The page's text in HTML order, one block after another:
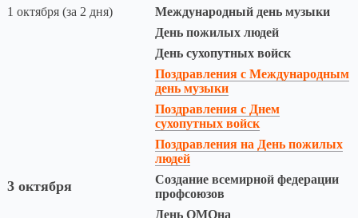
1 октября (за 2 дня)
Международный день музыки
День пожилых людей
День сухопутных войск
Поздравления с Международным
день музыки
Поздравления с Днем
сухопутных войск
Поздравления на День пожилых
людей
3 октября
Создание всемирной федерации
профсоюзов
День ОМОна